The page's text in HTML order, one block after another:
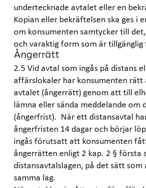
undertecknade avtalet eller en
Kopian eller bekräftelsen ska ges i
om konsumenten samtycker till
och varaktig form som är
Ångerrätt
2.5 Vid avtal som ingås på distans
affärslokaler har konsumenten
avtalet (ångerrätt) genom att till
lämna eller sända meddelande om
(ångerfrist). När ett distansavtal
ångerfristen 14 dagar och börjar
ingås förutsatt att konsumenten
ångerrätten enligt 2 kap. 2 § första
distansavtalslagen, på det sätt som
samma lag.